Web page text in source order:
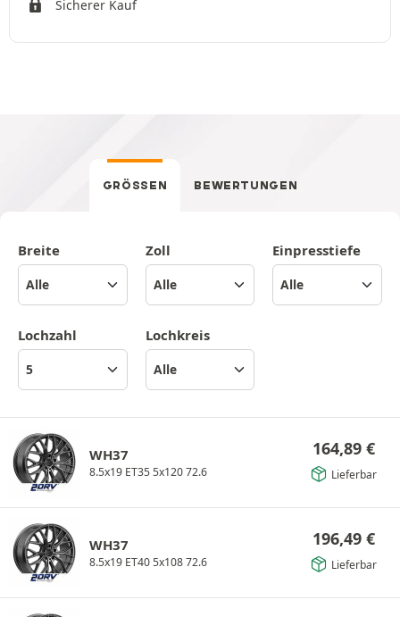
Sicherer Kauf
GRÖSSEN BEWERTUNGEN
Breite Zoll Einpresstiefe
Lochzahl Lochkreis
WH37
8.5x19 ET35 5x120 72.6
164,89 €
Lieferbar
WH37
8.5x19 ET40 5x108 72.6
196,49 €
Lieferbar